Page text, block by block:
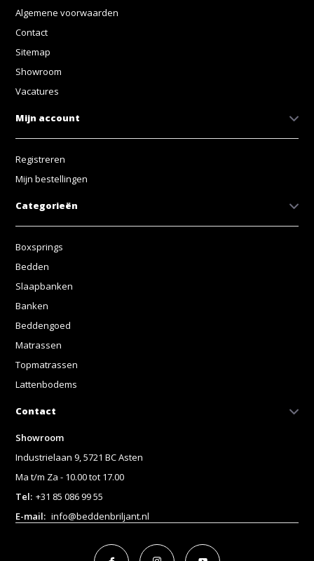
Algemene voorwaarden
Contact
Sitemap
Showroom
Vacatures
Mijn account
Registreren
Mijn bestellingen
Categorieën
Boxsprings
Bedden
Slaapbanken
Banken
Beddengoed
Matrassen
Topmatrassen
Lattenbodems
Contact
Showroom
Industrielaan 9, 5721 BC Asten
Ma t/m Za - 10.00 tot 17.00
Tel: +31 85 086 99 55
E-mail: info@beddenbriljant.nl